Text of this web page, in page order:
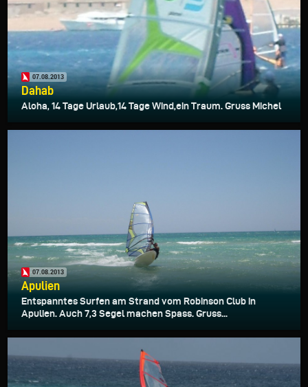
07.08.2013
Dahab
Aloha, 14 Tage Urlaub,14 Tage Wind,ein Traum. Gruss Michel
07.08.2013
Apulien
Entspanntes Surfen am Strand vom Robinson Club in
Apulien. Auch 7,3 Segel machen Spass. Gruss...